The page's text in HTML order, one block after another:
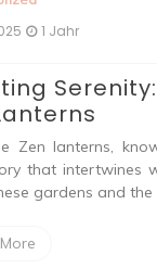
1 Jahr
Zen lanterns,
that intertwines
gardens and